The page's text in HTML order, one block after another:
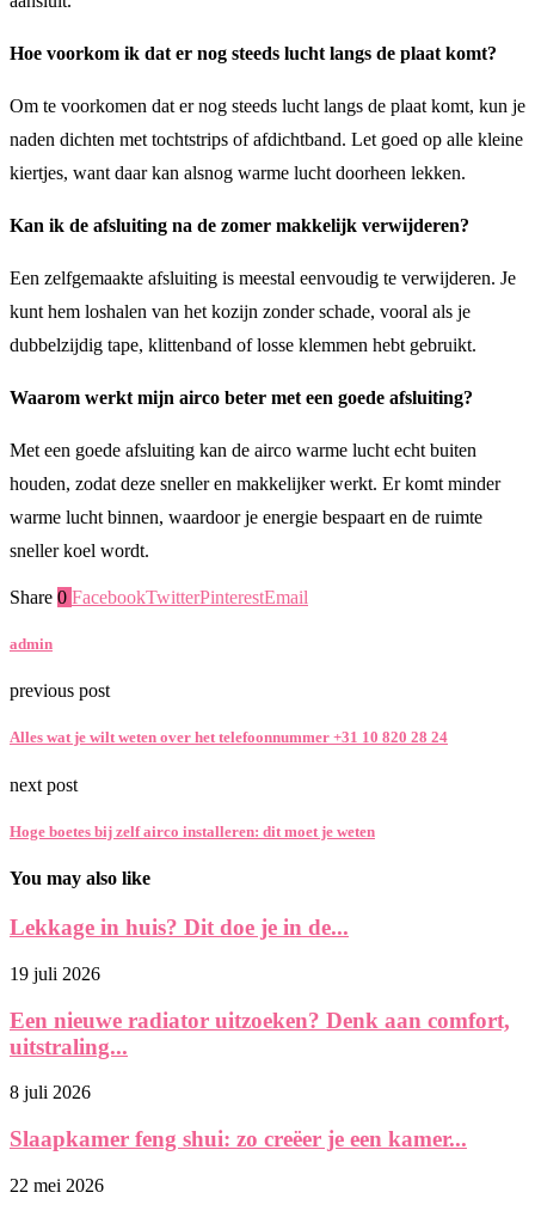
Hoe voorkom ik dat er nog steeds lucht langs de plaat komt?
Om te voorkomen dat er nog steeds lucht langs de plaat komt, kun je
naden dichten met tochtstrips of afdichtband. Let goed op alle kleine
kiertjes, want daar kan alsnog warme lucht doorheen lekken.
Kan ik de afsluiting na de zomer makkelijk verwijderen?
Een zelfgemaakte afsluiting is meestal eenvoudig te verwijderen. Je
kunt hem loshalen van het kozijn zonder schade, vooral als je
dubbelzijdig tape, klittenband of losse klemmen hebt gebruikt.
Waarom werkt mijn airco beter met een goede afsluiting?
Met een goede afsluiting kan de airco warme lucht echt buiten
houden, zodat deze sneller en makkelijker werkt. Er komt minder
warme lucht binnen, waardoor je energie bespaart en de ruimte
sneller koel wordt.
Share 0 FacebookTwitterPinterestEmail
admin
previous post
Alles wat je wilt weten over het telefoonnummer +31 10 820 28 24
next post
Hoge boetes bij zelf airco installeren: dit moet je weten
You may also like
Lekkage in huis? Dit doe je in de...
19 juli 2026
Een nieuwe radiator uitzoeken? Denk aan comfort,
uitstraling...
8 juli 2026
Slaapkamer feng shui: zo creëer je een kamer...
22 mei 2026